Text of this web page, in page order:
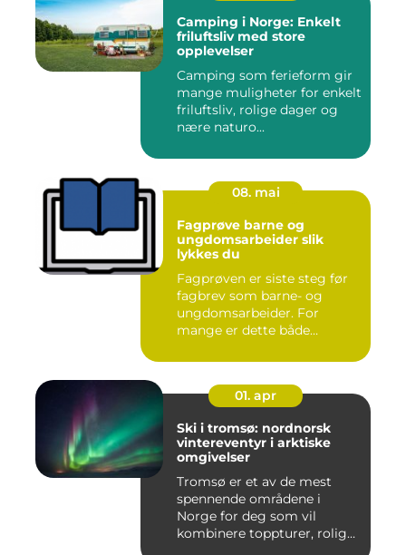
Camping i Norge: Enkelt
friluftsliv med store
opplevelser
Camping som ferieform gir
mange muligheter for enkelt
friluftsliv, rolige dager og
nære naturo...
08. mai
Fagprøve barne og
ungdomsarbeider slik
lykkes du
Fagprøven er siste steg før
fagbrev som barne- og
ungdomsarbeider. For
mange er dette både
01. apr
Ski i tromsø: nordnorsk
vintereventyr i arktiske
omgivelser
Tromsø er et av de mest
spennende områdene i
Norge for deg som vil
kombinere toppturer, rolig